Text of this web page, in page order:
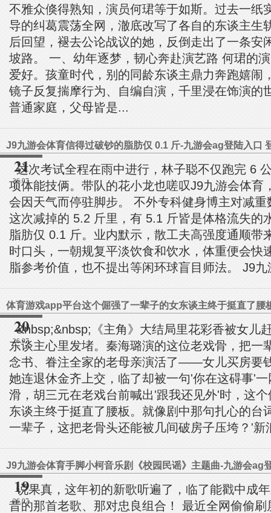
不雅众倏得熟知，演员何珺等于如斯。过去一纸
导的纠葛震荡全网，澈底改写了各自的东谈主生
后回望，褪去公论战议的她，反倒走出了一条安
坡路。 一、幼年逐梦，韧心奔赴演艺路 何珺的
爱好。孩童时代，别的同龄东谈主鼎力奔跑嬉闹
镜子反复揣摩行为、自编自演，千里浸在饰演的
普通家庭，父母皆是...
21
26.07
J9九游会体育信得过破钞的脂肪仅 0.1 斤-九游会ag登陆入口
这次考试全程在雨中进行，林子聪不仅跑完 6
项体能技俩。带队的花小龙也嗟叹J9九游会体育
会因天气而停驻脚步。 不外专科健身博主对减
这次减掉的 5.2 斤里，有 5.1 斤皆是体格流失的
脂肪仅 0.1 斤。业内默示，散工夫高强度通顺带
时口头，一朝规复平淡饮食和饮水，体重便会快
脂参考价值，也不提出等闲环球盲目师法。 J9
20
26.07
&nbsp;&nbsp;《主角》大结局里花彩香被女儿
东谈主心里发堵。秦海璐演的这位老戏骨，把一
念书、眷注全家的老母亲演活了——女儿买房要
她连退休金齐上交，临了却被一句'你在这碍事'
滑，胡三元在老戏台前喊出'跟我还见外'时，这
东谈主终于挺直了腰板。就像剧中那句扎心的台
一辈子，这把老骨头还能被几间破房子压垮？'新
19
26.07
J9九游会体育手脚小柯音乐剧《校园民谣》主题曲-九游会ag
说果真，这年初的新歌听遍了，临了能戳中成
昔的那首老歌、那对忠良组合！ 最近全网偷偷刷